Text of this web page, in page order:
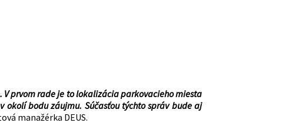
prvom rade je to lokalizácia parkovacieho miesta
okolí bodu záujmu. Súčasťou týchto správ bude aj
manažérka DEUS.